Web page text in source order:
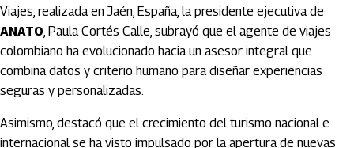
Viajes, realizada en Jaén, España, la presidente ejecutiva de
ANATO, Paula Cortés Calle, subrayó que el agente de viajes
colombiano ha evolucionado hacia un asesor integral que
combina datos y criterio humano para diseñar experiencias
seguras y personalizadas.
Asimismo, destacó que el crecimiento del turismo nacional e
internacional se ha visto impulsado por la apertura de nuevas